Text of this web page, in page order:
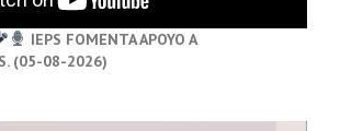
IEPS FOMENTA APOYO A
(05-08-2026)